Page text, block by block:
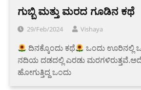
ಗುಬ್ಬಿ ಮತ್ತು ಮರದ ಗೂಡಿನ ಕಥೆ
29/Feb/2024 Vishaya
ದಿನಕ್ಕೊಂದು ಕಥೆ
ಒಂದು ಊರಿನಲ್ಲಿ
ನದಿಯ ದಡದಲ್ಲಿ ಎರಡು
ಹೋಗುತ್ತಿದ್ದ ಒಂದು